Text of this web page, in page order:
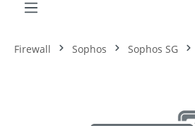
Firewall Sophos Sophos SG